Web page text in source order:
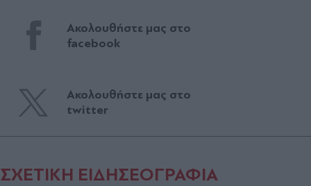
Ακολουθήστε μας στο
facebook
Ακολουθήστε μας στο
twitter
ΣΧΕΤΙΚΗ ΕΙΔΗΣΕΟΓΡΑΦΙΑ